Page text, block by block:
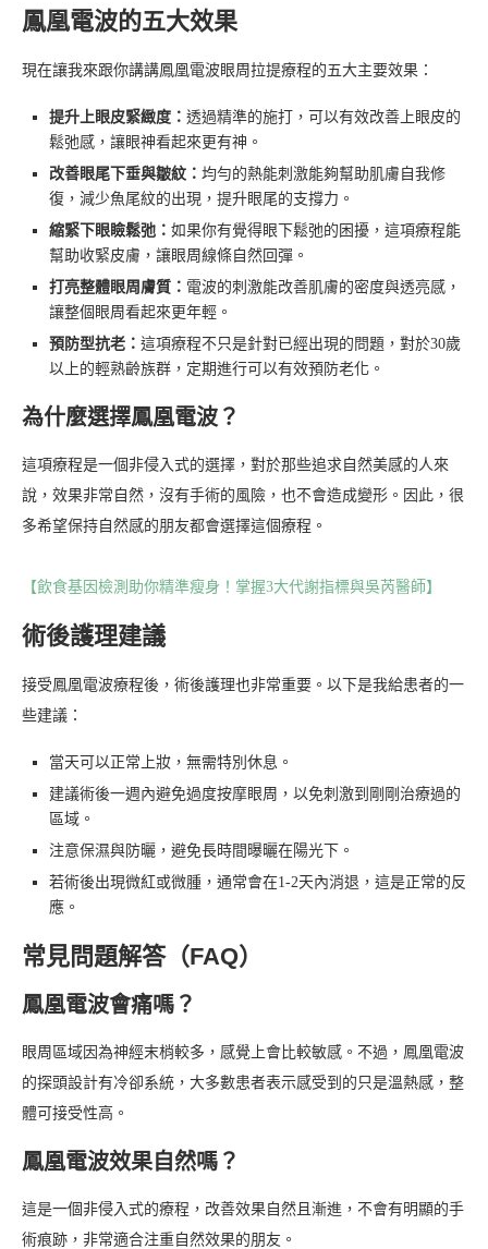
鳳凰電波的五大效果
現在讓我來跟你講講鳳凰電波眼周拉提療程的五大主要效果：
提升上眼皮緊緻度： 透過精準的施打，可以有效改善上眼皮的
鬆弛感，讓眼神看起來更有神。
改善眼尾下垂與皺紋： 均勻的熱能刺激能夠幫助肌膚自我修
復，減少魚尾紋的出現，提升眼尾的支撐力。
縮緊下眼瞼鬆弛： 如果你有覺得眼下鬆弛的困擾，這項療程能
幫助收緊皮膚，讓眼周線條自然回彈。
打亮整體眼周膚質： 電波的刺激能改善肌膚的密度與透亮感，
讓整個眼周看起來更年輕。
預防型抗老： 這項療程不只是針對已經出現的問題，對於30歲
以上的輕熟齡族群，定期進行可以有效預防老化。
為什麼選擇鳳凰電波？
這項療程是一個非侵入式的選擇，對於那些追求自然美感的人來
說，效果非常自然，沒有手術的風險，也不會造成變形。因此，很
多希望保持自然感的朋友都會選擇這個療程。
【飲食基因檢測助你精準瘦身！掌握3大代謝指標與吳芮醫師】
術後護理建議
接受鳳凰電波療程後，術後護理也非常重要。以下是我給患者的一
些建議：
當天可以正常上妝，無需特別休息。
建議術後一週內避免過度按摩眼周，以免刺激到剛剛治療過的
區域。
注意保濕與防曬，避免長時間曝曬在陽光下。
若術後出現微紅或微腫，通常會在1-2天內消退，這是正常的反
應。
常見問題解答（FAQ）
鳳凰電波會痛嗎？
眼周區域因為神經末梢較多，感覺上會比較敏感。不過，鳳凰電波
的探頭設計有冷卻系統，大多數患者表示感受到的只是溫熱感，整
體可接受性高。
鳳凰電波效果自然嗎？
這是一個非侵入式的療程，改善效果自然且漸進，不會有明顯的手
術痕跡，非常適合注重自然效果的朋友。